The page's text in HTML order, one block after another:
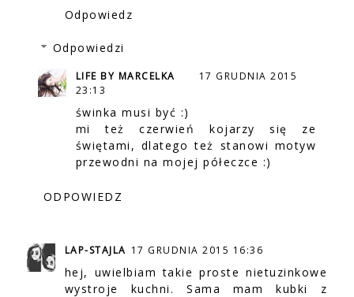
Odpowiedz
Odpowiedzi
LIFE BY MARCELKA
17 GRUDNIA 2015
23:13
świnka musi być :)
mi też czerwień kojarzy się ze
świętami, dlatego też stanowi motyw
przewodni na mojej półeczce :)
ODPOWIEDZ
LAP-STAJLA 17 GRUDNIA 2015 16:36
hej, uwielbiam takie proste nietuzinkowe
wystroje kuchni. Sama mam kubki z